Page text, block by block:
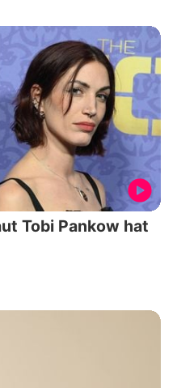
Tobi Pankow hat